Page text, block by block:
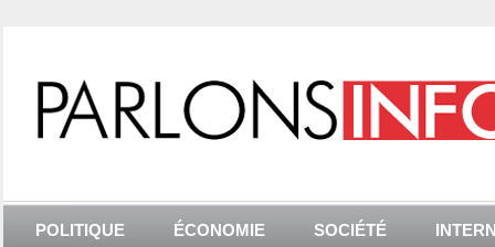
POLITIQUE ÉCONOMIE SOCIÉTÉ